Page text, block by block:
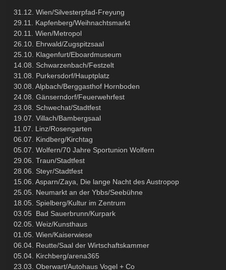
31.12. Wien/Silvesterpfad-Freyung
29.11. Kapfenberg/Weihnachtsmarkt
20.11. Wien/Metropol
26.10. Ehrwald/Zugspitzsaal
25.10. Klagenfurt/Eboardmuseum
14.08. Schwarzenbach/Festzelt
31.08. Purkersdorf/Hauptplatz
30.08. Alpbach/Berggasthof Hornboden
24.08. Gänserndorf/Feuerwehrfest
23.08. Schwechat/Stadtfest
19.07. Villach/Bambergsaal
11.07. Linz/Rosengarten
06.07. Kindberg/Kirchtag
05.07. Wolfern/70 Jahre Sportunion Wolfern
29.06. Traun/Stadtfest
28.06. Steyr/Stadtfest
15.06. Asparn/Zaya, Die lange Nacht des Austropop
25.05. Neumarkt an der Ybbs/Seebühne
18.05. Spielberg/Kultur im Zentrum
03.05 Bad Sauerbrunn/Kurpark
02.05. Weiz/Kunsthaus
01.05. Wien/Kaiserwiese
06.04. Reutte/Saal der Wirtschaftskammer
05.04. Kirchberg/arena365
23.03. Oberwart/Autohaus Vogel + Co